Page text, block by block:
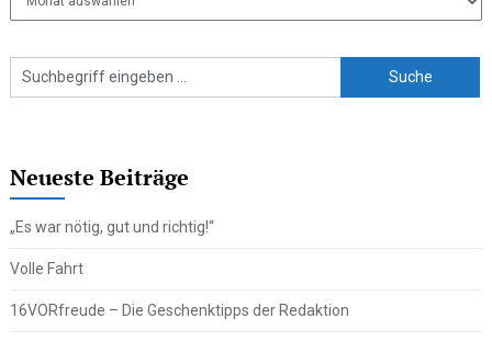
Neueste Beiträge
„Es war nötig, gut und richtig!“
Volle Fahrt
16VORfreude – Die Geschenktipps der Redaktion